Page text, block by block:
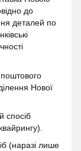
до
деталей по
поштового
Нової
спосіб
(наразі лише